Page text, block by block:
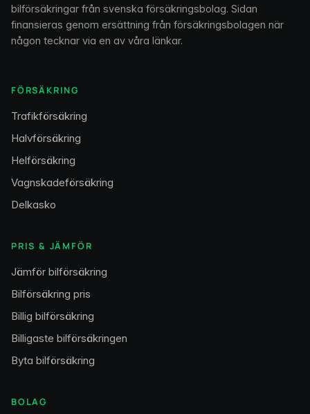
bilförsäkringar från svenska försäkringsbolag. Sidan
finansieras genom ersättning från försäkringsbolagen när
någon tecknar via en av våra länkar.
FÖRSÄKRING
Trafikförsäkring
Halvförsäkring
Helförsäkring
Vagnskadeförsäkring
Delkasko
PRIS & JÄMFÖR
Jämför bilförsäkring
Bilförsäkring pris
Billig bilförsäkring
Billigaste bilförsäkringen
Byta bilförsäkring
BOLAG